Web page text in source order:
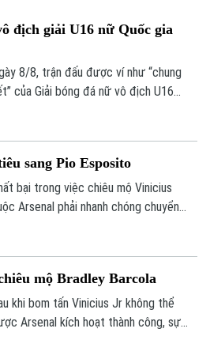
địch giải U16 nữ Quốc gia
8/8, trận đấu được ví như “chung
của Giải bóng đá nữ vô địch U16
sang Pio Esposito
bại trong việc chiêu mộ Vinicius
Arsenal phải nhanh chóng chuyển
chân sút đầy tiềm năng Pio Esposito,
ra cuộc cạnh tranh khốc liệt với Man
mùa hè năm nay.
mộ Bradley Barcola
khi bom tấn Vinicius Jr không thể
Arsenal kích hoạt thành công, sự